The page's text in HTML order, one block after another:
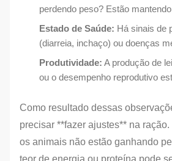
perdendo peso? Estão
Estado de Saúde: Há sinais de
(diarreia, inchaço) ou doenças
Produtividade: A produção de
ou o desempenho reprodutivo
Como resultado dessas
precisar **fazer ajustes** na
os animais não estão ganhando
teor de energia ou proteína pode